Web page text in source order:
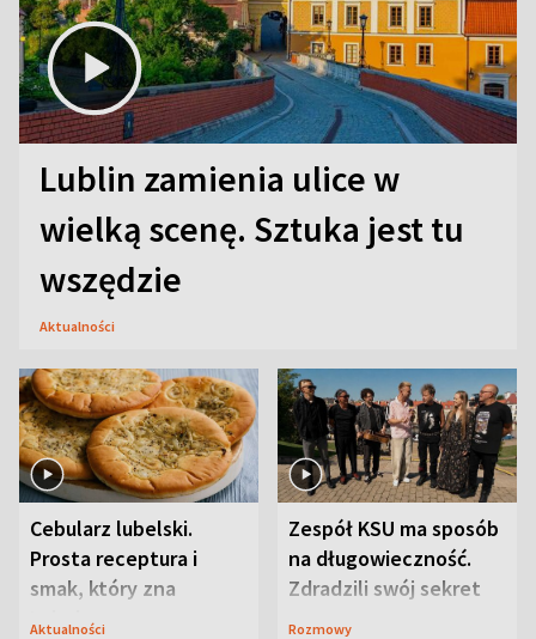
Lublin zamienia ulice w
wielką scenę. Sztuka jest tu
wszędzie
Aktualności
Cebularz lubelski.
Prosta receptura i
smak, który zna
Lubelszczyzna
Aktualności
Zespół KSU ma sposób
na długowieczność.
Zdradzili swój sekret
Rozmowy